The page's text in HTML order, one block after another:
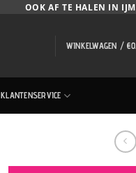
OOK AF TE HALEN IN
WINKELWAGEN /€
KLANTENSERVICE